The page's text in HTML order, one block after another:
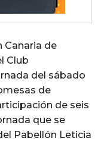
Canaria de
Club
del sábado
de
de seis
que se
Pabellón Leticia